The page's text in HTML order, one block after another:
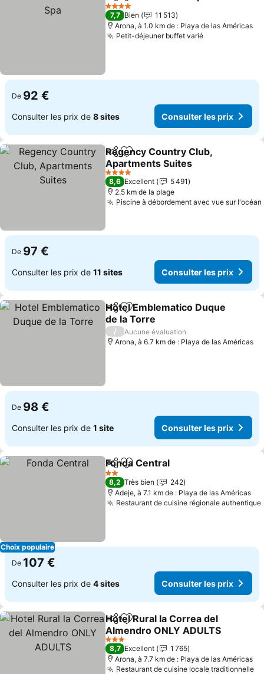
4 Étoiles
7,7 Bien
11 513
Arona, à 1.0 km de : Playa de las Américas
Petit-déjeuner buffet varié
De 92 €
Consulter les prix de 8 sites Consulter les prix
PartagerAjouter à mes favoris
Regency Country Club,
Apartments Suites
4 Étoiles
8,6 Excellent
5 491
2.5 km de la plage
Piscine à débordement avec vue sur l'océan
De 97 €
Consulter les prix de 11 sites Consulter les prix
PartagerAjouter à mes favoris
Hotel Emblematico Duque
de la Torre
/
Aucune évaluation
Arona, à 6.7 km de : Playa de las Américas
De 98 €
Consulter les prix de 1 site Consulter les prix
Choix populaire
PartagerAjouter à mes favoris
Fonda Central
2 Étoiles
8,2 Très bien
242
Adeje, à 7.1 km de : Playa de las Américas
Restaurant de cuisine régionale authentique
De 107 €
Consulter les prix de 4 sites Consulter les prix
PartagerAjouter à mes favoris
Hotel Rural la Correa del
Almendro ONLY ADULTS
3 Étoiles
8,7 Excellent
1 765
Arona, à 7.7 km de : Playa de las Américas
Restaurant de cuisine locale traditionnelle